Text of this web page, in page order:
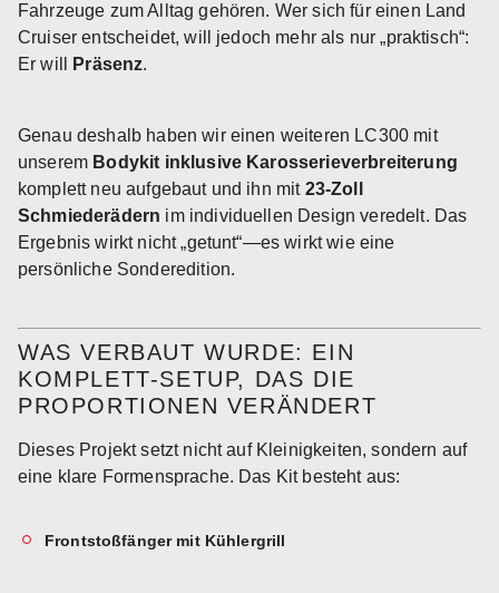
Fahrzeuge zum Alltag gehören. Wer sich für einen Land
Cruiser entscheidet, will jedoch mehr als nur „praktisch“:
Er will
Präsenz.
Genau deshalb haben wir einen weiteren LC300 mit
unserem Bodykit inklusive Karosserieverbreiterung
komplett neu aufgebaut und ihn mit 23-Zoll
Schmiederädern im individuellen Design veredelt. Das
Ergebnis wirkt nicht „getunt“—es wirkt wie eine
persönliche Sonderedition.
WAS VERBAUT WURDE: EIN
KOMPLETT-SETUP, DAS DIE
PROPORTIONEN VERÄNDERT
Dieses Projekt setzt nicht auf Kleinigkeiten, sondern auf
eine klare Formensprache. Das Kit besteht aus:
Frontstoßfänger mit Kühlergrill